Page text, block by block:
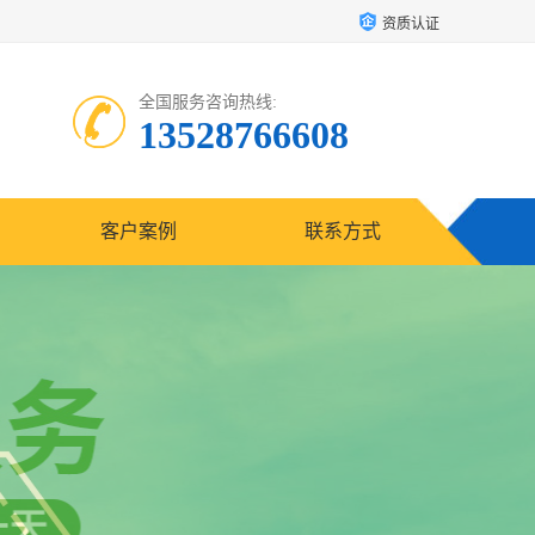
资质认证
全国服务咨询热线:
13528766608
客户案例 联系方式